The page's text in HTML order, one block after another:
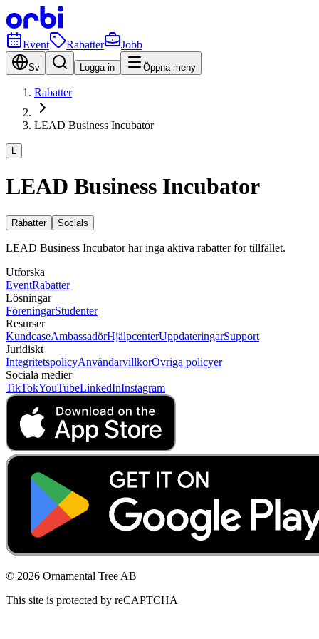
Event Rabatter Jobb
Sv Logga in Öppna meny
Rabatter
LEAD Business Incubator
L
LEAD Business Incubator
Rabatter Socials
LEAD Business Incubator har inga aktiva rabatter för tillfället.
Utforska
EventRabatter
Lösningar
FöreningarStudenter
Resurser
KundcaseAmbassadörHjälpcenterUppdateringarSupport
Juridiskt
IntegritetspolicyAnvändarvillkorÖvriga policyer
Sociala medier
TikTokYouTubeLinkedInInstagram
© 2026 Ornamental Tree AB
This site is protected by reCAPTCHA